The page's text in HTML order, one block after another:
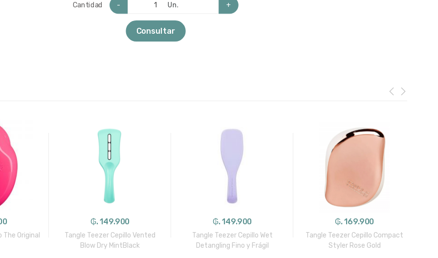
Cantidad - Un. +
Consultar
The Original
₲. 149.900
Tangle Teezer Cepillo Vented
Blow Dry MintBlack
₲. 149.900
Tangle Teezer Cepillo Wet
Detangling Fino y Frágil
₲. 169.900
Tangle Teezer Cepillo Compact
Styler Rose Gold